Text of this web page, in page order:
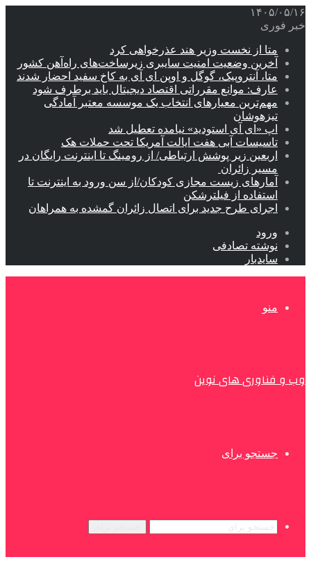
۱۴۰۵/۰۵/۱۶
خبر فوری
متا از نخست وزیر هند عذرخواهی کرد
آخرین وضعیت امنیت سایبری زیرساخت‌های راه‌آهن کشور
متا، آنتروپیک، گوگل و اوپن ای آی به کاخ سفید احضار شدند
عارف: موانع مقرراتی اقتصاد دیجیتال باید برطرف شود
مهم‌ترین معیارهای انتخاب یک موسسه معتبر آمادگی
تیزهوشان
اپ «ای آی استودید» نیامده تعطیل شد
تاسیسات آبی هفت ایالت آمریکا تحت حملات هک
اربعین زیر پوشش ارتباطی/ از رومینگ تا اینترنت رایگان در
مسیر زائران
آمارهای زیست مجازی کودکان/از سن ورود به اینترنت تا
استفاده از فیلترشکن
اجرای طرح جدید برای اتصال زائران گمشده به همراهان
ورود
نوشته تصادفی
سایدبار
منو
وب و فناوری های نوین
جستجو برای